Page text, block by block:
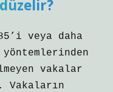
veya daha
vakalar